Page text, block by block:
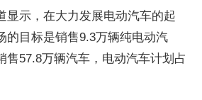
显示，在大力发展电动汽车的起
的目标是销售9.3万辆纯电动汽
售57.8万辆汽车，电动汽车计划占